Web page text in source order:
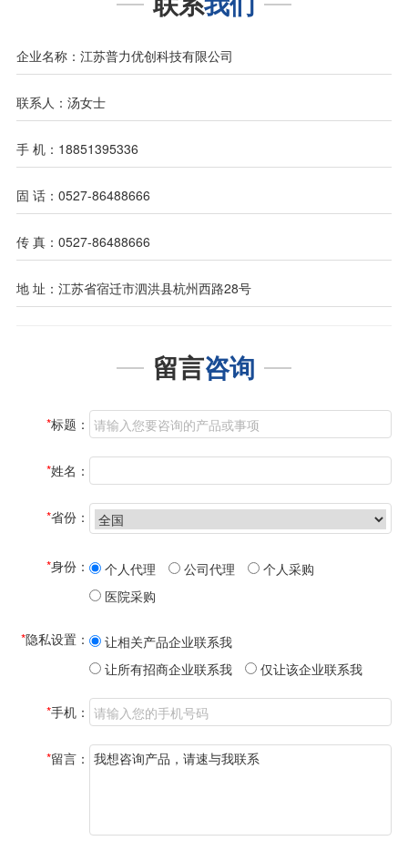
企业名称：江苏普力优创科技有限公司
联系人：汤女士
手 机：18851395336
固 话：0527-86488666
传 真：0527-86488666
地 址：江苏省宿迁市泗洪县杭州西路28号
留言咨询
*标题：
*姓名：
*省份：
*身份： 个人代理 公司代理
个人采购
医院采购
*隐私设置：
让相关产品企业联系我
让所有招商企业联系我
仅让该企业联系我
*手机：
*留言：